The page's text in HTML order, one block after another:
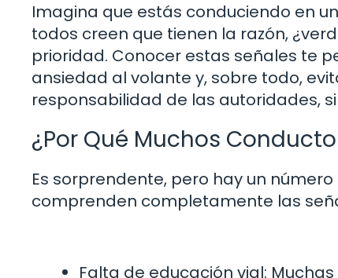
Imagina que estás conduciendo en
todos creen que tienen la razón,
prioridad. Conocer estas señales te
ansiedad al volante y, sobre todo,
responsabilidad de las autoridades,
¿Por Qué Muchos
Es sorprendente, pero hay un
comprenden completamente las
Falta de educación vial: